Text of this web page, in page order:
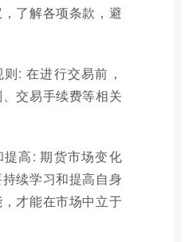
了解各项条款，避
: 在进行交易前，
交易手续费等相关
高: 期货市场变化
续学习和提高自身
才能在市场中立于